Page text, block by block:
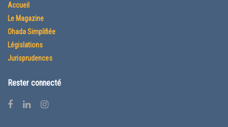
Accueil
Le Magazine
Ohada Simplifiée
Législations
Jurisprudences
Rester connecté